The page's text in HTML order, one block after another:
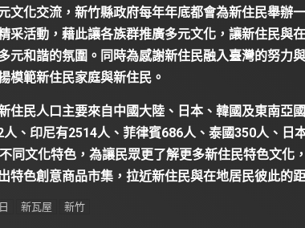
文化交流，新竹縣政府每年年底都會為新住民舉辦
采活動，藉此讓各族群推廣多元文化，讓新住民與
元和諧的氛圍。同時為感謝新住民融入臺灣的努力
模範新住民家庭與新住民。
住民人口主要來自中國大陸、日本、韓國及東南亞
、印尼有2514人、菲律賓686人、泰國350人、日
同文化特色，為讓民眾更了解更多新住民特色文化
特色創意商品市集，拉近新住民與在地居民彼此的距
新瓦屋 新竹